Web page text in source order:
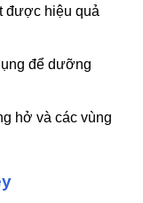
được hiệu quả
để dưỡng
hở và các vùng